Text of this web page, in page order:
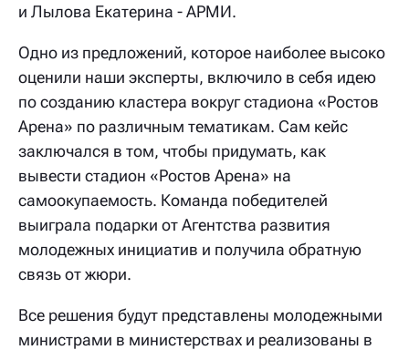
и Лылова Екатерина - АРМИ.
Одно из предложений, которое наиболее высоко
оценили наши эксперты, включило в себя идею
по созданию кластера вокруг стадиона «Ростов
Арена» по различным тематикам. Сам кейс
заключался в том, чтобы придумать, как
вывести стадион «Ростов Арена» на
самоокупаемость. Команда победителей
выиграла подарки от Агентства развития
молодежных инициатив и получила обратную
связь от жюри.
Все решения будут представлены молодежными
министрами в министерствах и реализованы в